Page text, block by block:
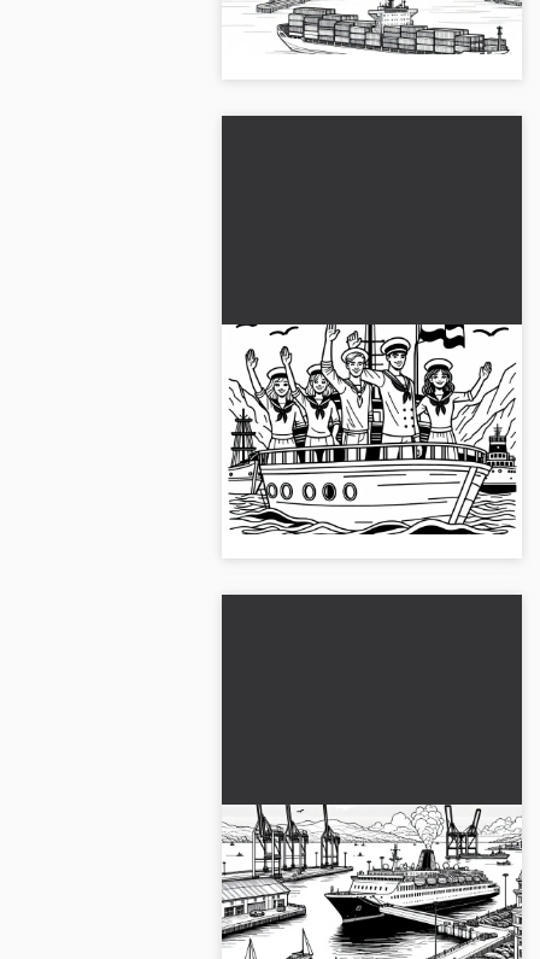
sayfanı tasarla. Şimdi ücretsiz
olarak indir ve eğlen!...
Limanda gemideki
denizciler el sallıyor -
Ücretsiz boyama
görüntüsü
Limanın önünde bir gemiden el
sallayan denizcileri deneyimle.
Şimdi ücretsiz boyama sayfasını
indir ve oyuna renk kat....
Yolcu gemisi büyük bir
rıhtıma yanaşıyor -
Ücretsiz boyama sayfası
Bir limanda bir yolcu gemisinin
heyecan verici bir boyama